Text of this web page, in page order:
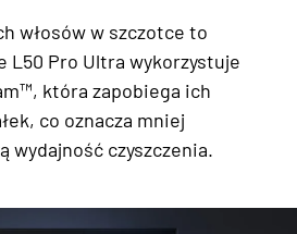
włosów w szczotce to
L50 Pro Ultra wykorzystuje
która zapobiega ich
co oznacza mniej
wydajność czyszczenia.